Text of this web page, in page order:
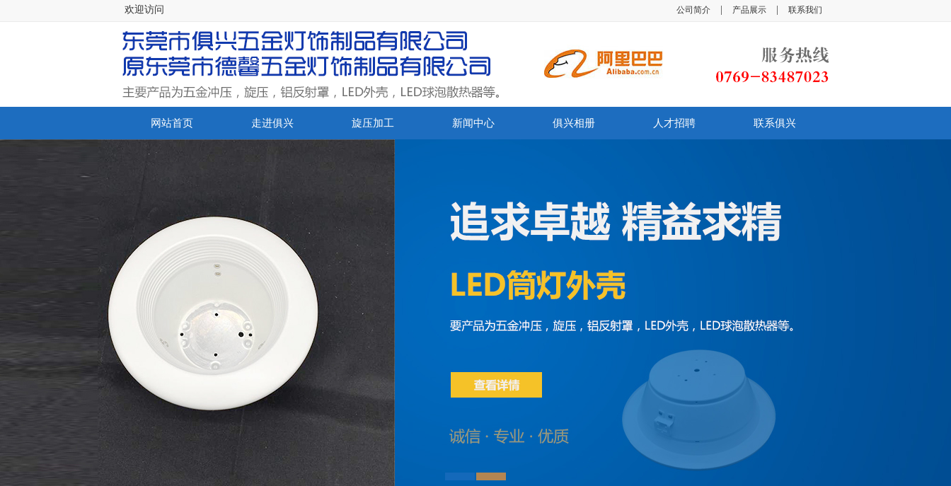
欢迎访问 公司简介 产品展示 联系我们
网站首页 走进俱兴 旋压加工 新闻中心 俱兴相册 人才招聘 联系俱兴